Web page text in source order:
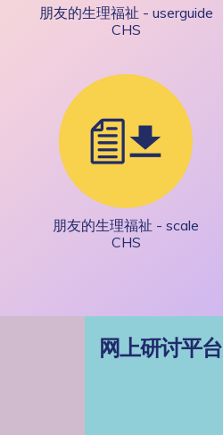
朋友的生理福祉 - userguide
CHS
朋友的生理福祉 - scale
CHS
网上研讨平台